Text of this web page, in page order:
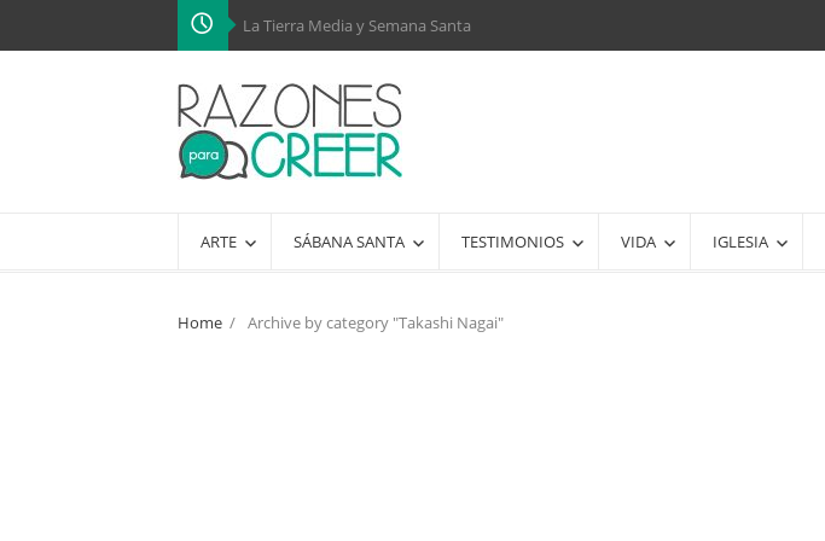
La Tierra Media y Semana Santa
ARTE SÁBANA SANTA TESTIMONIOS VIDA IGLESIA
Home / Archive by category "Takashi Nagai"